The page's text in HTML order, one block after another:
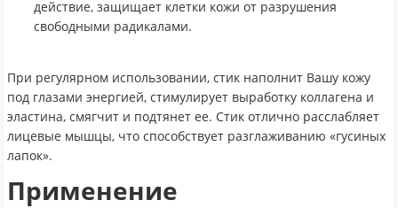
действие, защищает клетки кожи от разрушения
свободными радикалами.
При регулярном использовании, стик наполнит Вашу кожу
под глазами энергией, стимулирует выработку коллагена и
эластина, смягчит и подтянет ее. Стик отлично расслабляет
лицевые мышцы, что способствует разглаживанию «гусиных
лапок».
Применение